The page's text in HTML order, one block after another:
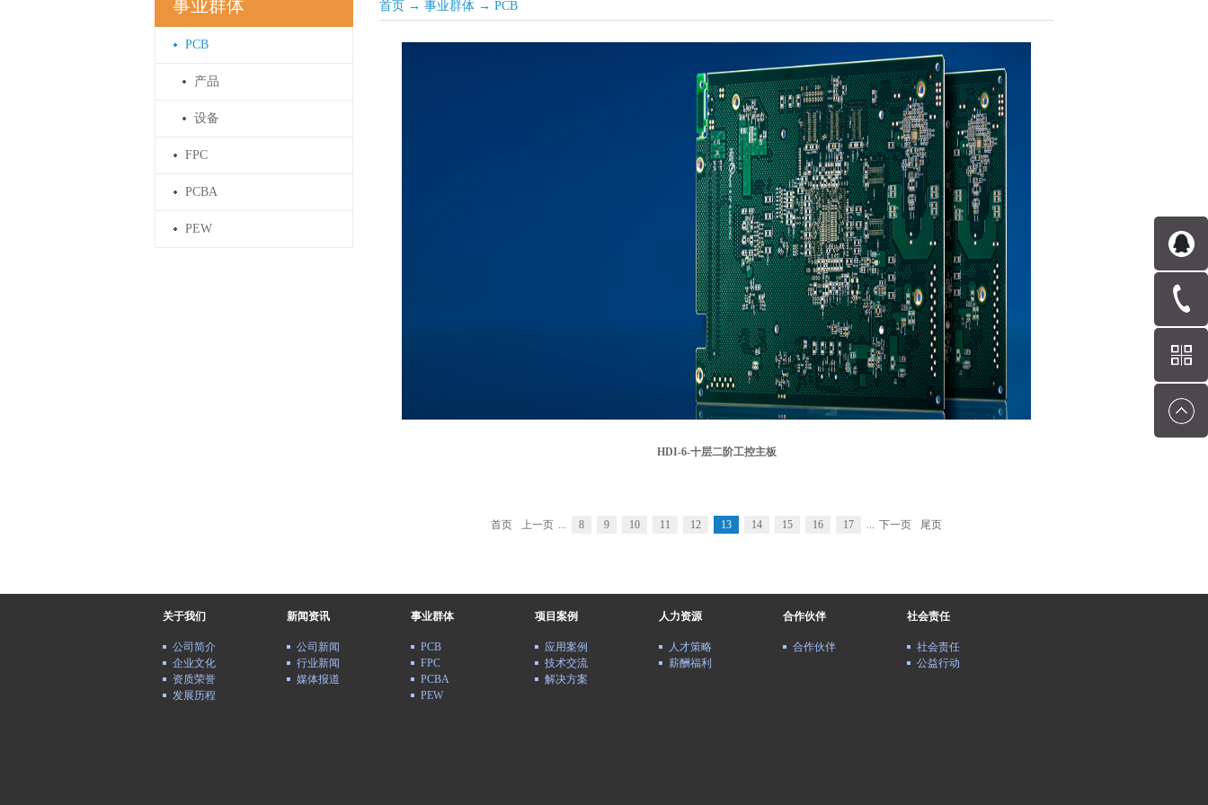
事业群体
PCB
产品
设备
FPC
PCBA
PEW
首页 → 事业群体 → PCB
HDI-6-十层二阶工控主板
首页 上一页 ... 8 9 10 11 12 13 14 15 16 17 ... 下一页 尾页
关于我们
公司简介
企业文化
资质荣誉
发展历程
新闻资讯
公司新闻
行业新闻
媒体报道
事业群体
PCB
FPC
PCBA
PEW
项目案例
应用案例
技术交流
解决方案
人力资源
人才策略
薪酬福利
合作伙伴
合作伙伴
社会责任
社会责任
公益行动